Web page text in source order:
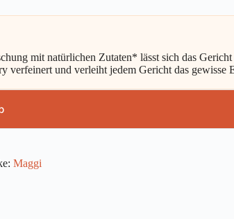
mit natürlichen Zutaten* lässt sich das
verfeinert und verleiht jedem Gericht das gewisse
Maggi